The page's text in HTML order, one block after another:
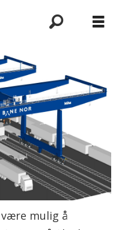
være mulig å